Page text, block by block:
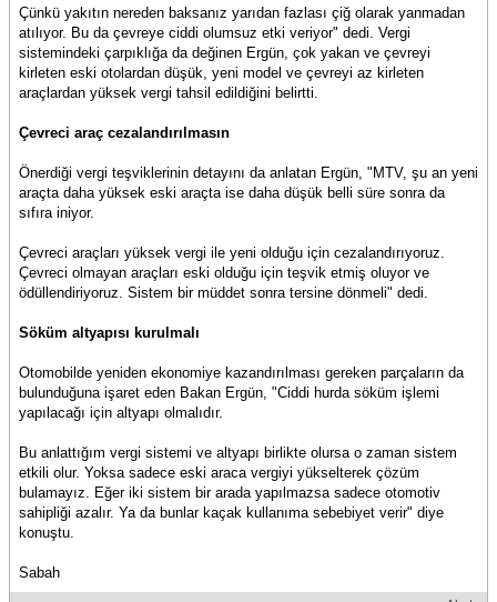
Çünkü yakıtın nereden baksanız yarıdan fazlası çiğ olarak yanmadan
atılıyor. Bu da çevreye ciddi olumsuz etki veriyor" dedi. Vergi
sistemindeki çarpıklığa da değinen Ergün, çok yakan ve çevreyi
kirleten eski otolardan düşük, yeni model ve çevreyi az kirleten
araçlardan yüksek vergi tahsil edildiğini belirtti.
Çevreci araç cezalandırılmasın
Önerdiği vergi teşviklerinin detayını da anlatan Ergün, "MTV, şu an yeni
araçta daha yüksek eski araçta ise daha düşük belli süre sonra da
sıfıra iniyor.
Çevreci araçları yüksek vergi ile yeni olduğu için cezalandırıyoruz.
Çevreci olmayan araçları eski olduğu için teşvik etmiş oluyor ve
ödüllendiriyoruz. Sistem bir müddet sonra tersine dönmeli" dedi.
Söküm altyapısı kurulmalı
Otomobilde yeniden ekonomiye kazandırılması gereken parçaların da
bulunduğuna işaret eden Bakan Ergün, "Ciddi hurda söküm işlemi
yapılacağı için altyapı olmalıdır.
Bu anlattığım vergi sistemi ve altyapı birlikte olursa o zaman sistem
etkili olur. Yoksa sadece eski araca vergiyi yükselterek çözüm
bulamayız. Eğer iki sistem bir arada yapılmazsa sadece otomotiv
sahipliği azalır. Ya da bunlar kaçak kullanıma sebebiyet verir" diye
konuştu.
Sabah